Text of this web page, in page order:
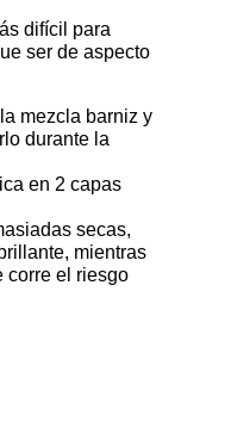
difícil para
ser de aspecto
mezcla barniz y
durante la
en 2 capas
secas,
mientras
corre el riesgo